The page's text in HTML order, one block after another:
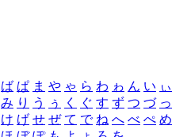
ば ぱ ま や ゃ ら わ ゎ ん い ぃ
み り う ぅ く ぐ す ず つ づ っ
け げ せ ぜ て で ね へ べ ぺ め